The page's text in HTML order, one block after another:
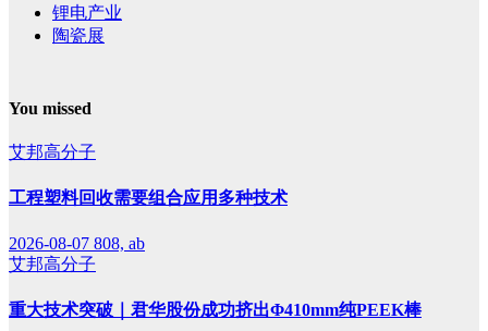
锂电产业
陶瓷展
You missed
艾邦高分子
工程塑料回收需要组合应用多种技术
2026-08-07 808, ab
艾邦高分子
重大技术突破｜君华股份成功挤出Φ410mm纯PEEK棒